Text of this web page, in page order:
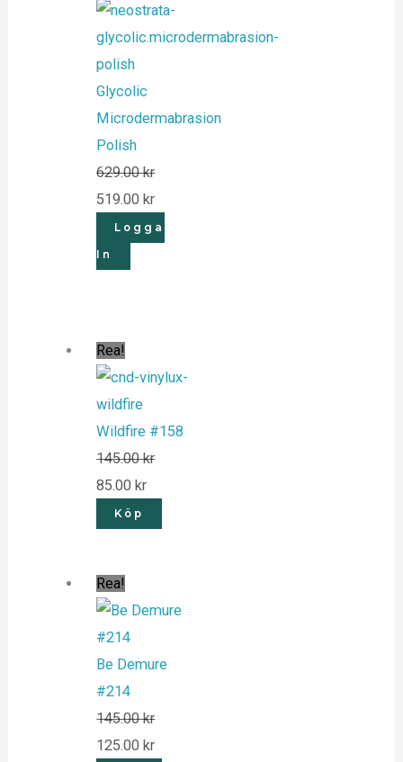
Glycolic
Microdermabrasion
Polish
629.00kr
519.00kr
Logga
In
Rea!
Wildfire #158
145.00kr
85.00kr
Köp
Rea!
Be Demure
#214
145.00kr
125.00 kr